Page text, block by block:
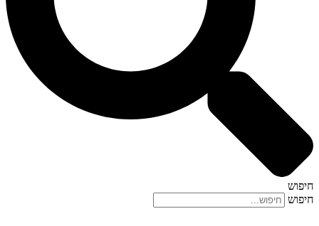
חיפוש
חיפוש